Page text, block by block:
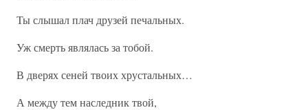
Ты слышал плач друзей печальных.
Уж смерть являлась за тобой.
В дверях сеней твоих хрустальных…
А между тем наследник твой,